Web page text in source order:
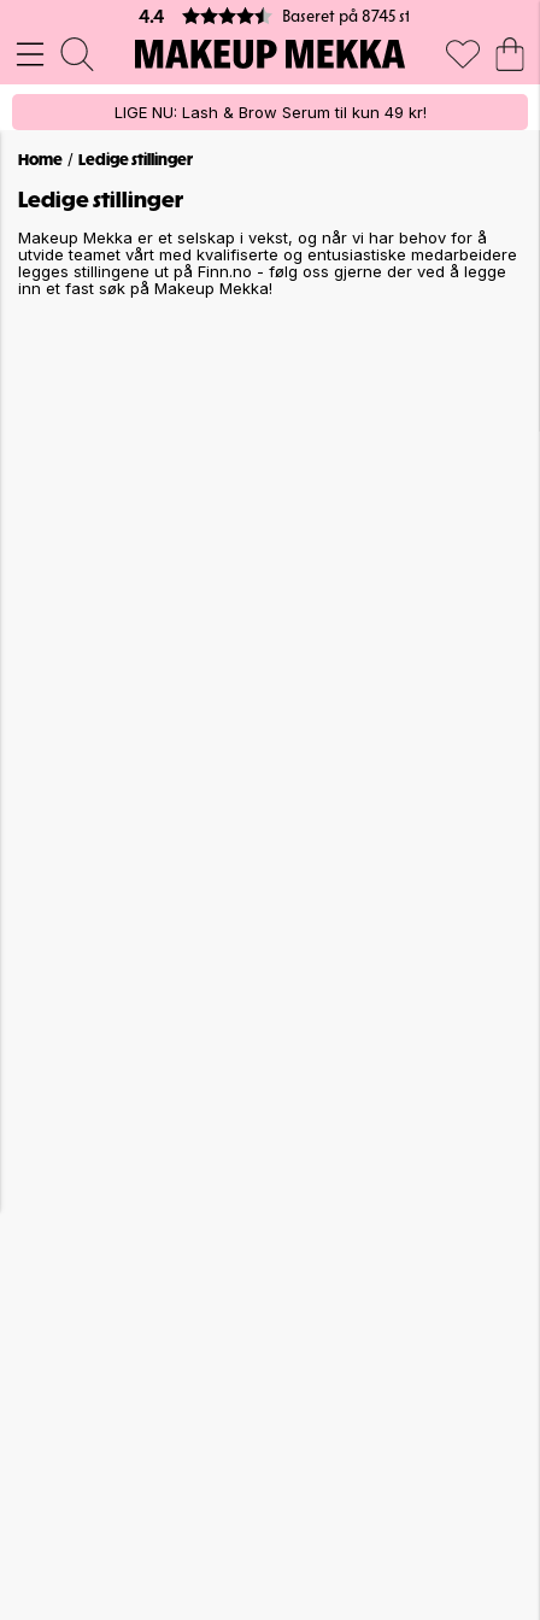
4.4 Baseret på 8745 stemmer
LIGE NU: Lash & Brow Serum til kun 49 kr!
Home / Ledige stillinger
Ledige stillinger
Makeup Mekka er et selskap i vekst, og når vi har behov for å
utvide teamet vårt med kvalifiserte og entusiastiske medarbeidere
legges stillingene ut på Finn.no - følg oss gjerne der ved å legge
inn et fast søk på Makeup Mekka!